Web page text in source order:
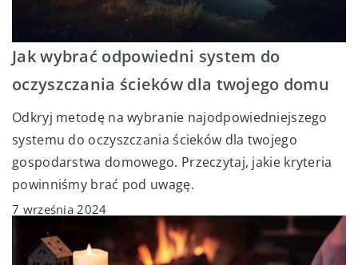
Jak wybrać odpowiedni system do
oczyszczania ścieków dla twojego domu
Odkryj metodę na wybranie najodpowiedniejszego
systemu do oczyszczania ścieków dla twojego
gospodarstwa domowego. Przeczytaj, jakie kryteria
powinniśmy brać pod uwagę.
7 września 2024